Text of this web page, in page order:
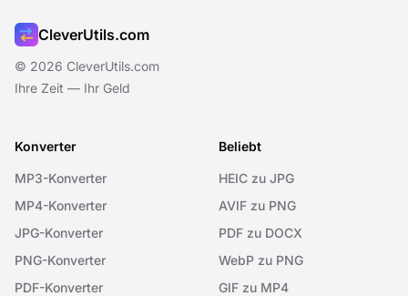
CleverUtils.com
© 2026 CleverUtils.com
Ihre Zeit — Ihr Geld
Konverter
MP3-Konverter
MP4-Konverter
JPG-Konverter
PNG-Konverter
PDF-Konverter
Beliebt
HEIC zu JPG
AVIF zu PNG
PDF zu DOCX
WebP zu PNG
GIF zu MP4